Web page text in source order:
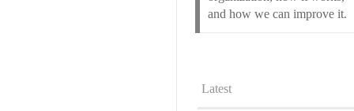
and how we can improve it.
Latest